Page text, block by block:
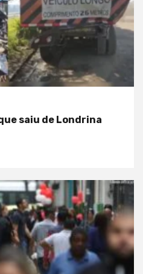
saiu de Londrina